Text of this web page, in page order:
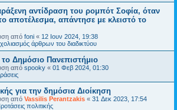
αντίδραση του ρομπότ Σοφία, όταν
αποτέλεσμα, απάντησε με κλειστό το
από foni « 12 Ιουν 2024, 19:38
άρθρων του διαδικτύου
Δημόσιο Πανεπιστήμιο
από spooky « 01 Φεβ 2024, 01:30
για την δημόσια Διοίκηση
από Vassilis Perantzakis « 31 Δεκ 2023, 17:54
πολιτικής